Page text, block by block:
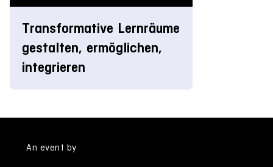
Transformative Lernräume
gestalten, ermöglichen,
integrieren
An event by